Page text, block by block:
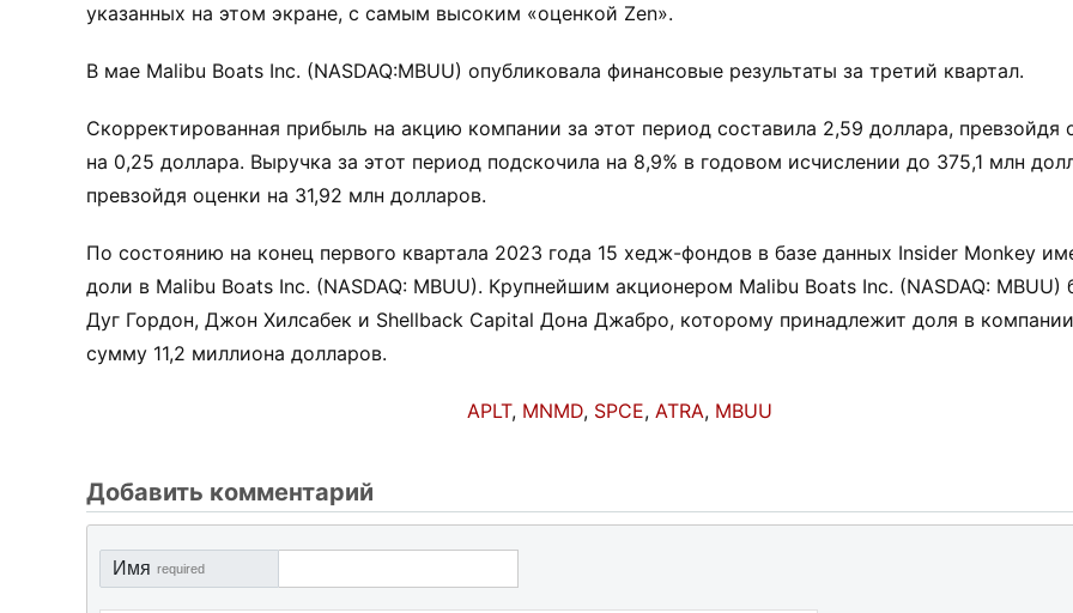
указанных на этом экране, с самым высоким «оценкой Zen».
В мае Malibu Boats Inc. (NASDAQ:MBUU) опубликовала финансовые результаты за третий квартал.
Скорректированная прибыль на акцию компании за этот период составила 2,59 доллара, превзойдя
на 0,25 доллара. Выручка за этот период подскочила на 8,9% в годовом исчислении до 375,1 млн
превзойдя оценки на 31,92 млн долларов.
По состоянию на конец первого квартала 2023 года 15 хедж-фондов в базе данных Insider Monkey
доли в Malibu Boats Inc. (NASDAQ: MBUU). Крупнейшим акционером Malibu Boats Inc. (NASDAQ: MBUU)
Дуг Гордон, Джон Хилсабек и Shellback Capital Дона Джабро, которому принадлежит доля в
сумму 11,2 миллиона долларов.
APLT, MNMD, SPCE, ATRA, MBUU
Добавить комментарий
Имя required